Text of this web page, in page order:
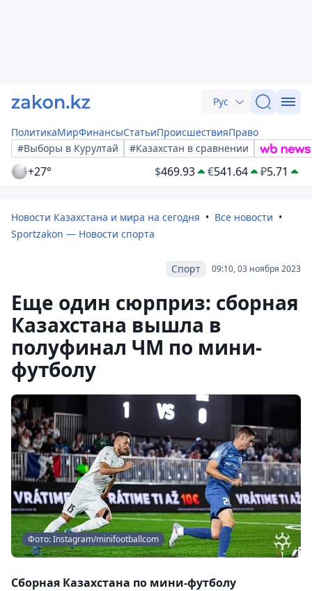
Рус
ПолитикаМирФинансыСтатьиПроисшествияПраво
#Выборы в Курултай
#Казахстан в сравнении
+27° $469.93 €541.64 ₽5.71
Новости Казахстана и мира на сегодня
Все новости
Sportzakon — Новости спорта
09:10, 03 ноября 2023
Спорт
Еще один сюрприз: сборная
Казахстана вышла в
полуфинал ЧМ по мини-
футболу
Фото: Instagram/minifootballcom
Сборная Казахстана по мини-футболу